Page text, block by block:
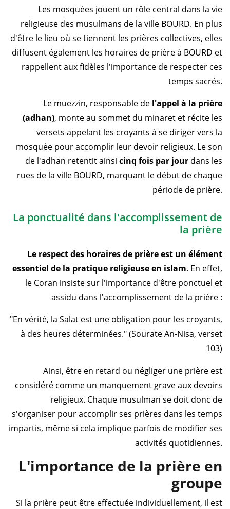
Les mosquées jouent un rôle central dans la vie
religieuse des musulmans de la ville BOURD. En plus
d'être le lieu où se tiennent les prières collectives, elles
diffusent également les horaires de prière à BOURD et
rappellent aux fidèles l'importance de respecter ces
temps sacrés.
Le muezzin, responsable de l'appel à la prière
(adhan), monte au sommet du minaret et récite les
versets appelant les croyants à se diriger vers la
mosquée pour accomplir leur devoir religieux. Le son
de l'adhan retentit ainsi cinq fois par jour dans les
rues de la ville BOURD, marquant le début de chaque
période de prière.
La ponctualité dans l'accomplissement de
la prière
Le respect des horaires de prière est un élément
essentiel de la pratique religieuse en islam. En effet,
le Coran insiste sur l'importance d'être ponctuel et
assidu dans l'accomplissement de la prière :
"En vérité, la Salat est une obligation pour les croyants,
à des heures déterminées." (Sourate An-Nisa, verset
103)
Ainsi, être en retard ou négliger une prière est
considéré comme un manquement grave aux devoirs
religieux. Chaque musulman se doit donc de
s'organiser pour accomplir ses prières dans les temps
impartis, même si cela implique parfois de modifier ses
activités quotidiennes.
L'importance de la prière en
groupe
Si la prière peut être effectuée individuellement, il est